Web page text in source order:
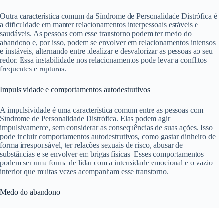
Outra característica comum da Síndrome de Personalidade Distrófica é
a dificuldade em manter relacionamentos interpessoais estáveis e
saudáveis. As pessoas com esse transtorno podem ter medo do
abandono e, por isso, podem se envolver em relacionamentos intensos
e instáveis, alternando entre idealizar e desvalorizar as pessoas ao seu
redor. Essa instabilidade nos relacionamentos pode levar a conflitos
frequentes e rupturas.
Impulsividade e comportamentos autodestrutivos
A impulsividade é uma característica comum entre as pessoas com
Síndrome de Personalidade Distrófica. Elas podem agir
impulsivamente, sem considerar as consequências de suas ações. Isso
pode incluir comportamentos autodestrutivos, como gastar dinheiro de
forma irresponsável, ter relações sexuais de risco, abusar de
substâncias e se envolver em brigas físicas. Esses comportamentos
podem ser uma forma de lidar com a intensidade emocional e o vazio
interior que muitas vezes acompanham esse transtorno.
Medo do abandono